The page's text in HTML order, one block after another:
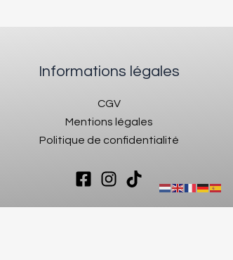
Informations légales
CGV
Mentions légales
Politique de confidentialité